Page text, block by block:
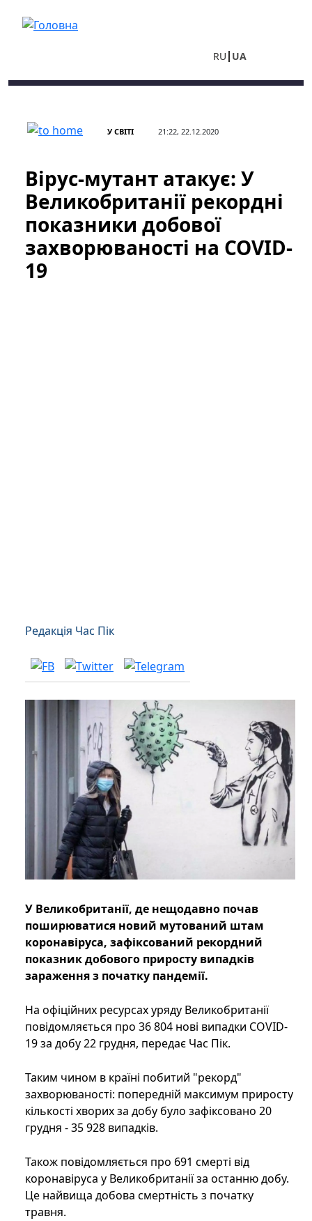
RU UA
У СВІТІ 21:22, 22.12.2020
Вірус-мутант атакує: У
Великобританії рекордні
показники добової
захворюваності на COVID-
19
Редакція Час Пік
У Великобританії, де нещодавно почав
поширюватися новий мутований штам
коронавіруса, зафіксований рекордний
показник добового приросту випадків
зараження з початку пандемії.
На офіційних ресурсах уряду Великобританії
повідомляється про 36 804 нові випадки COVID-
19 за добу 22 грудня, передає Час Пік.
Таким чином в країні побитий "рекорд"
захворюваності: попередній максимум приросту
кількості хворих за добу було зафіксовано 20
грудня - 35 928 випадків.
Також повідомляється про 691 смерті від
коронавіруса у Великобританії за останню добу.
Це найвища добова смертність з початку
травня.